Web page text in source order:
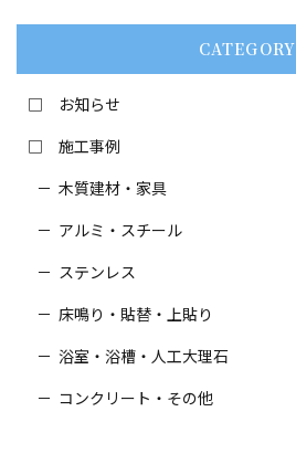
CATEGORY
お知らせ
施工事例
木質建材・家具
アルミ・スチール
ステンレス
床鳴り・貼替・ 上貼り
浴室・浴槽・人工大理石
コンクリート・その他